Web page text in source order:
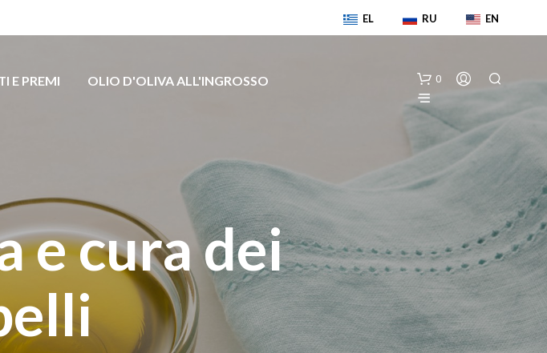
EL RU EN
E PREMI
OLIO D'OLIVA ALL'INGROSSO
0
N
U
N
e cura dei